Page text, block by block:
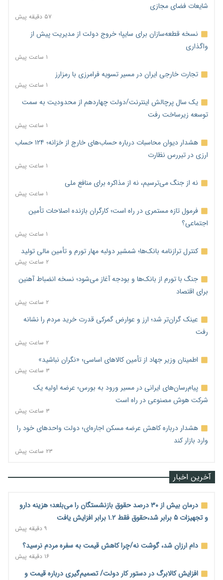
شایعات فضای مجازی
۵۷ دقیقه پیش
نسخه قطعه‌سازان برای سایپا؛ خروج دولت از مدیریت پیش از
واگذاری
۱ ساعت پیش
تجارت خارجی ایران در مسیر تسویه فرامرزی با رمزارز
۱ ساعت پیش
یک سال پرچالش اینترنت/دولت چهاردهم از محدودیت به سمت
توسعه زیرساخت رفت
۱ ساعت پیش
هشدار دیوان محاسبات درباره حساب‌های خارج از خزانه؛ ۱۲۴ حساب
ارزی در تیررس نظارت
۱ ساعت پیش
نه از جنگ می‌ترسیم، نه از مذاکره برای منافع ملی
۱ ساعت پیش
فرمول تازه مستمری در راه است؛ کارگران بازنده اصلاحات تأمین
اجتماعی؟
۱ ساعت پیش
کنترل ترازنامه بانک‌ها؛ شمشیر دولبه مهار تورم و تأمین مالی تولید
۲ ساعت پیش
جنگ با تورم از بانک‌ها و بودجه آغاز می‌شود؛ نسخه انضباط آهنین
برای اقتصاد
۲ ساعت پیش
عینک گران‌تر شد؛ ارز و عوارض گمرکی قدرت خرید مردم را نشانه
رفت
۲ ساعت پیش
اطمینان وزیر جهاد از تأمین کالاهای اساسی؛ «نگران نباشید»
۳ ساعت پیش
پیام‌رسان‌های ایرانی در مسیر ورود به بورس؛ عرضه اولیه یک
شرکت هوش مصنوعی در راه است
۳ ساعت پیش
هشدار درباره کاهش عرضه مسکن اجاره‌ای؛ دولت واحدهای خود را
وارد بازار کند
۲۳ ساعت پیش
آخرین اخبار
درمان بیش از ۳۰ درصد حقوق بازنشستگان را می‌بلعد؛ هزینه دارو
و تجهیزات ۵ برابر شد،حقوق فقط ۱.۲ برابر افزایش یافت
۹ دقیقه پیش
دام ارزان شد، گوشت نه/چرا کاهش قیمت به سفره مردم نرسید؟
۱۶ دقیقه پیش
افزایش کالابرگ در دستور کار دولت/ تصمیم‌گیری درباره قیمت و